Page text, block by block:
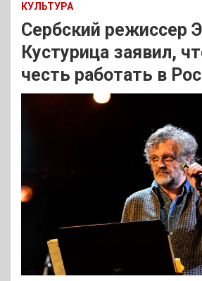
КУЛЬТУРА
Сербский режиссер
Кустурица заявил,
честь работать в